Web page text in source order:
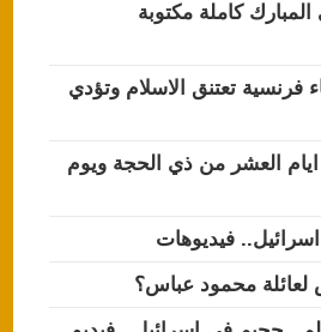
كاملة مكتوبة
فرنسية تعتنق الاسلام وتؤدي
العشر من ذي الحجة ويوم
فيديوهات
لعائلة محمود عباس؟